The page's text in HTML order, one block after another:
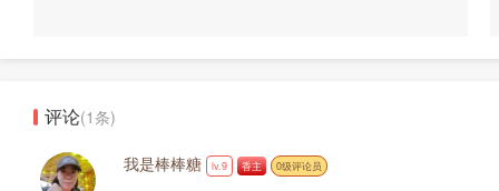
评论(1条)
我是棒棒糖 lv.9 香主 0级评论员